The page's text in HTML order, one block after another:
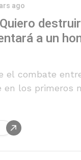
ago
a un
el combate
en los primeros